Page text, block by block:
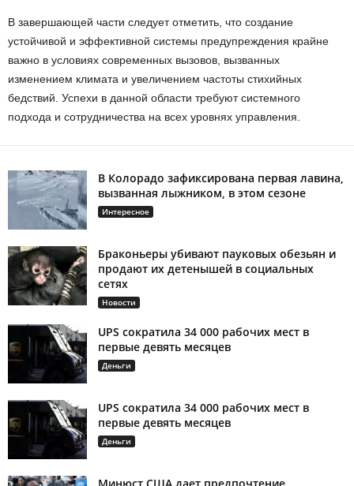
В завершающей части следует отметить, что создание
устойчивой и эффективной системы предупреждения крайне
важно в условиях современных вызовов, вызванных
изменением климата и увеличением частоты стихийных
бедствий. Успехи в данной области требуют системного
подхода и сотрудничества на всех уровнях управления.
В Колорадо зафиксирована первая лавина,
вызванная лыжником, в этом сезоне
Интересное
Браконьеры убивают пауковых обезьян и
продают их детенышей в социальных
сетях
Новости
UPS сократила 34 000 рабочих мест в
первые девять месяцев
Деньги
UPS сократила 34 000 рабочих мест в
первые девять месяцев
Деньги